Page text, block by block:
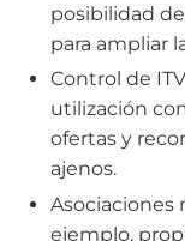
posibilidad
para ampliar
Control de
utilización
ofertas y
ajenos.
Asociaciones
ejemplo,